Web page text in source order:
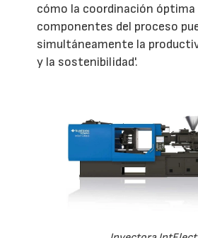
cómo la coordinación
componentes del proceso
simultáneamente la
y la sostenibilidad'.